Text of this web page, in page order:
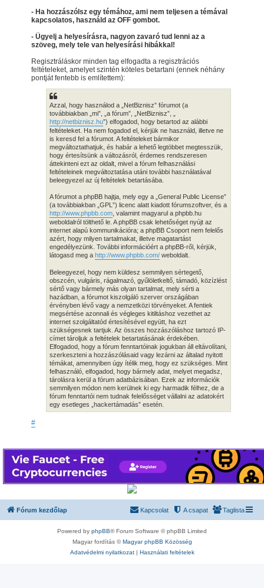
- Ha hozzászólsz egy témához, ami nem teljesen a témával
kapcsolatos, használd az OFF gombot.
- Ügyelj a helyesírásra, nagyon zavaró tud lenni az a
szöveg, mely tele van helyesírási hibákkal!
Regisztráláskor minden tag elfogadta a regisztrációs
feltételeket, amelyet szintén köteles betartani (ennek néhány
pontját fentebb is említettem):
Azzal, hogy használod a „NetBiznisz” fórumot (a
továbbiakban „mi”, „a fórum”, „NetBiznisz”, „
http://netbiznisz.hu”) elfogadod, hogy betartod az alábbi
feltételeket. Ha nem fogadod el, kérjük ne használd, illetve ne
is keresd fel a fórumot. A feltételeket bármikor
megváltoztathatjuk, és habár a lehető legtöbbet megtesszük,
hogy értesítsünk a változásról, érdemes rendszeresen
áttekinteni ezt az oldalt, mivel a fórum felhasználási
feltételeinek megváltoztatása utáni további használatával
beleegyezel az új feltételek betartásába.
A fórumot a phpBB hajtja, mely egy a „General Public License”
(a továbbiakban „GPL”) licenc alatt kiadott fórumszoftver, és a
http://www.phpbb.com , valamint magyarul a phpbb.hu
weboldalról tölthető le. A phpBB csak lehetőséget nyújt az
internet alapú kommunikációra; a phpBB Csoport nem felelős
azért, hogy milyen tartalmakat, illetve magatartást
engedélyezünk. További információért a phpBB-ről, kérjük,
látogasd meg a http://www.phpbb.com/ weboldalt.
Beleegyezel, hogy nem küldesz semmilyen sértegető,
obszcén, vulgáris, rágalmazó, gyűlöletkeltő, támadó, közízlést
sértő vagy bármely más olyan tartalmat, mely sérti a
hazádban, a fórumot kiszolgáló szerver országában
érvényben lévő vagy a nemzetközi törvényeket. A fentiek
megsértése azonnali és végleges kitiltáshoz vezethet az
internet szolgáltatód értesítésével együtt, ha ezt
szükségesnek tartjuk. Az összes hozzászóláshoz tartozó IP-
címet tároljuk a feltételek betartatásának érdekében.
Elfogadod, hogy a fórum fenntartóinak jogukban áll eltávolítani,
szerkeszteni a hozzászólásaid vagy lezárni az általad nyitott
témákat, amennyiben úgy ítélik meg, hogy ez szükséges. Mint
felhasználó, elfogadod, hogy bármely adat, melyet megadsz,
tárolásra kerül a fórum adatbázisában. Ezek az információk
semmilyen módon nem kerülnek ki egy harmadik félhez, de a
fórum fenntartói nem tudnak felelősséget vállalni az adatokért
egy esetleges „hackertámadás” esetén.
#
Fórum kezdőlap Taglista
A csapat
Kapcsolat
Powered by phpBB® Forum Software © phpBB Limited
Magyar fordítás © Magyar phpBB Közösség
Adatvédelmi nyilatkozat| Használati feltételek